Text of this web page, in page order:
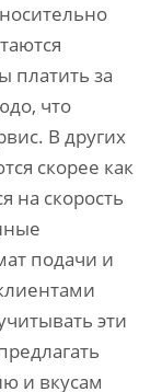
платить за
что
В других
скорее как
на скорость
подачи и
эти
и вкусам